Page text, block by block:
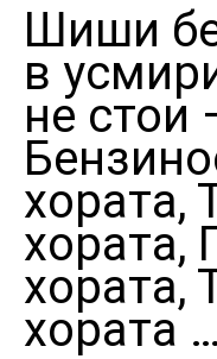
Шиши
в
не стои
хората,
хората,
хората,
хората …